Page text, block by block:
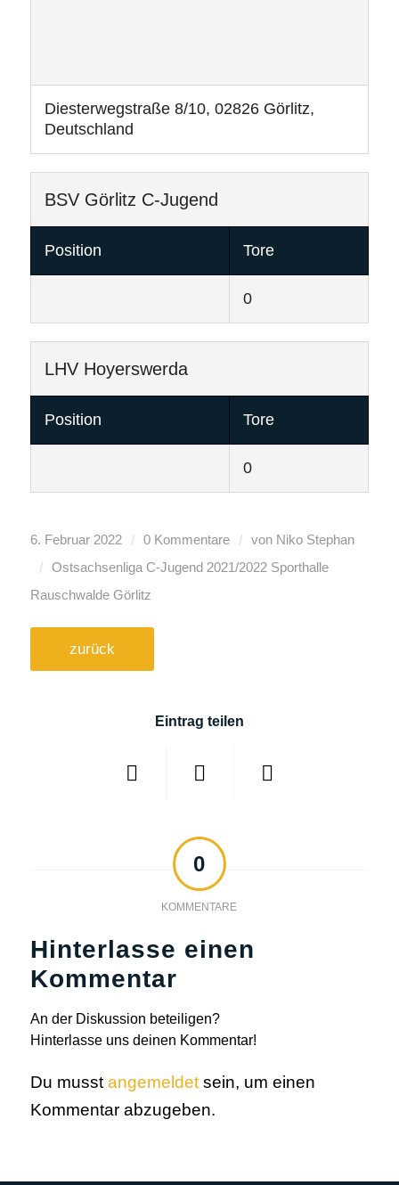
Diesterwegstraße 8/10, 02826 Görlitz,
Deutschland
BSV Görlitz C-Jugend
Position Tore
0
LHV Hoyerswerda
Position Tore
0
6. Februar 2022 / 0 Kommentare / von Niko Stephan
/ Ostsachsenliga C-Jugend 2021/2022 Sporthalle
Rauschwalde Görlitz
zurück
Eintrag teilen
0
KOMMENTARE
Hinterlasse einen
Kommentar
An der Diskussion beteiligen?
Hinterlasse uns deinen Kommentar!
Du musstangemeldetsein, um einen
Kommentar abzugeben.